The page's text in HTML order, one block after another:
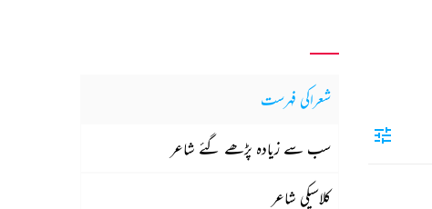
شعراکی فہرست
سب سے زیادہ پڑھے گئے شاعر
کلاسیکی شاعر